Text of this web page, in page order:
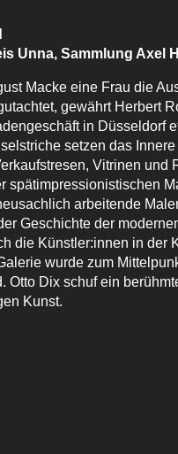
Unna, Sammlung Axel
Macke eine Frau die
gewährt Herbert
in Düsseldorf
setzen das
Vitrinen und
spätimpressionistischen
arbeitende
Geschichte der
die Künstler:innen in der
wurde zum
Otto Dix schuf ein
Kunst.